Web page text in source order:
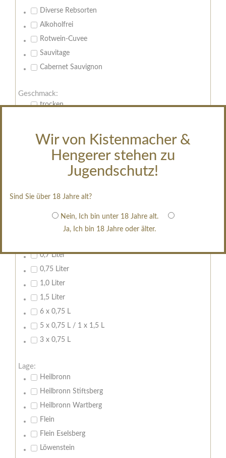
Wir von Kistenmacher &
Hengerer stehen zu
Jugendschutz!
Sind Sie über 18 Jahre alt?
Nein, Ich bin unter 18 Jahre alt.
Ja, Ich bin 18 Jahre oder älter.
Diverse Rebsorten
Alkoholfrei
Rotwein-Cuvee
Sauvitage
Cabernet Sauvignon
Geschmack:
trocken
halbtrocken
edelsüß
erfrischend, nicht zu süß
0,7 Liter
0,75 Liter
1,0 Liter
1,5 Liter
6 x 0,75 L
5 x 0,75 L / 1 x 1,5 L
3 x 0,75 L
Lage:
Heilbronn
Heilbronn Stiftsberg
Heilbronn Wartberg
Flein
Flein Eselsberg
Löwenstein